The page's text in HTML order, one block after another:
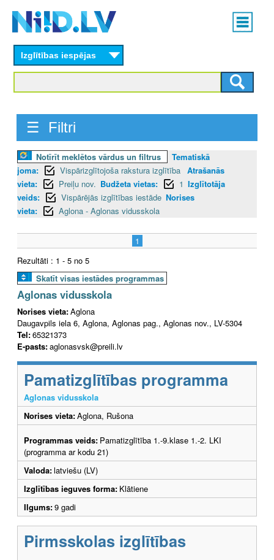
content
Main
menu
Izglītības iespējas
☰ Filtri
Notīrīt meklētos vārdus un filtrus
Tematiskā
joma:
Vispārizglītojoša rakstura izglītība Atrašanās
vieta:
Preiļu nov. Budžeta vietas: 1 Izglītotāja
veids:
Vispārējās izglītības iestāde Norises
vieta:
Aglona - Aglonas vidusskola
1
Rezultāti : 1 - 5 no 5
Skatīt visas iestādes programmas
Aglonas vidusskola
Norises vieta:Aglona
Daugavpils iela 6, Aglona, Aglonas pag., Aglonas nov., LV-5304
Tel:65321373
E-pasts:aglonasvsk@preili.lv
Pamatizglītības programma
Aglonas vidusskola
Norises vieta:Aglona, Rušona
Programmas veids: Pamatizglītība 1.-9.klase 1.-2. LKI
(programma ar kodu 21)
Valoda:latviešu (LV)
Izglītības ieguves forma: Klātiene
Ilgums:9 gadi
Pirmsskolas izglītības